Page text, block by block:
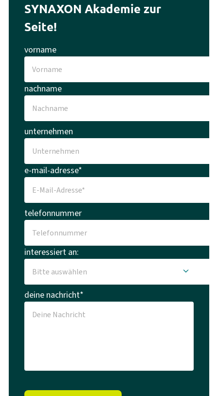
SYNAXON Akademie zur
Seite!
vorname
nachname
unternehmen
e-mail-adresse*
telefonnummer
interessiert an:
deine nachricht*